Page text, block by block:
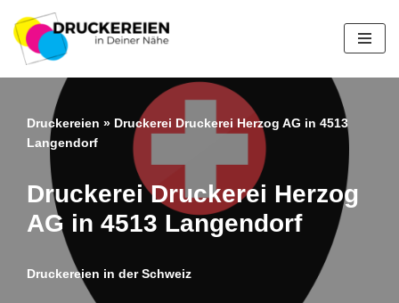
Zum
Inhalt
springen
Druckereien » Druckerei Druckerei Herzog AG in 4513
Langendorf
Druckerei Druckerei Herzog
AG in 4513 Langendorf
Druckereien in der Schweiz